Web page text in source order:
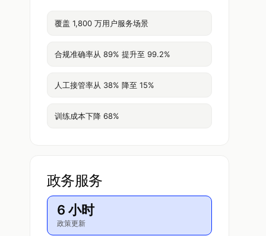
覆盖 1,800 万用户服务场景
合规准确率从 89% 提升至 99.2%
人工接管率从 38% 降至 15%
训练成本下降 68%
政务服务
6 小时
政策更新